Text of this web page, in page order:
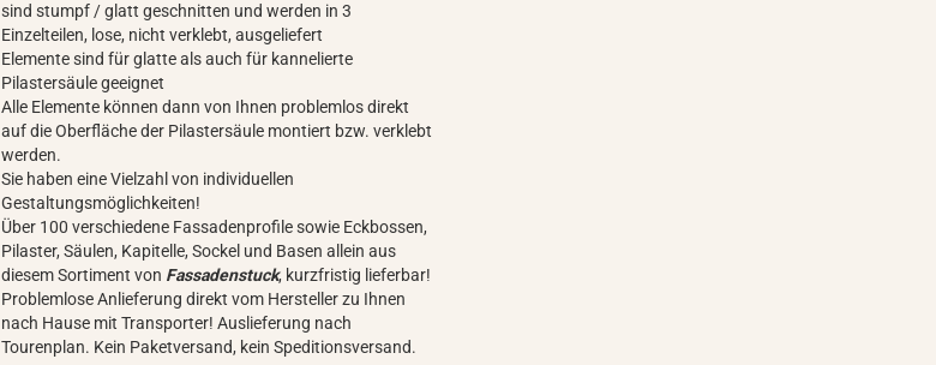
sind stumpf / glatt geschnitten und werden in 3
Einzelteilen, lose, nicht verklebt, ausgeliefert
Elemente sind für glatte als auch für kannelierte
Pilastersäule geeignet
Alle Elemente können dann von Ihnen problemlos direkt
auf die Oberfläche der Pilastersäule montiert bzw. verklebt
werden.
Sie haben eine Vielzahl von individuellen
Gestaltungsmöglichkeiten!
Über 100 verschiedene Fassadenprofile sowie Eckbossen,
Pilaster, Säulen, Kapitelle, Sockel und Basen allein aus
diesem Sortiment von Fassadenstuck, kurzfristig lieferbar!
Problemlose Anlieferung direkt vom Hersteller zu Ihnen
nach Hause mit Transporter! Auslieferung nach
Tourenplan. Kein Paketversand, kein Speditionsversand.